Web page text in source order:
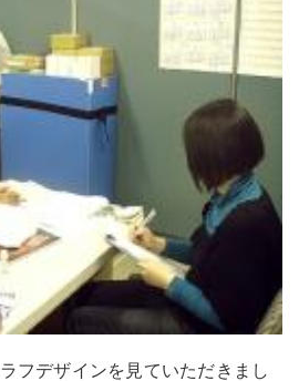
フデザインを見ていただきまし